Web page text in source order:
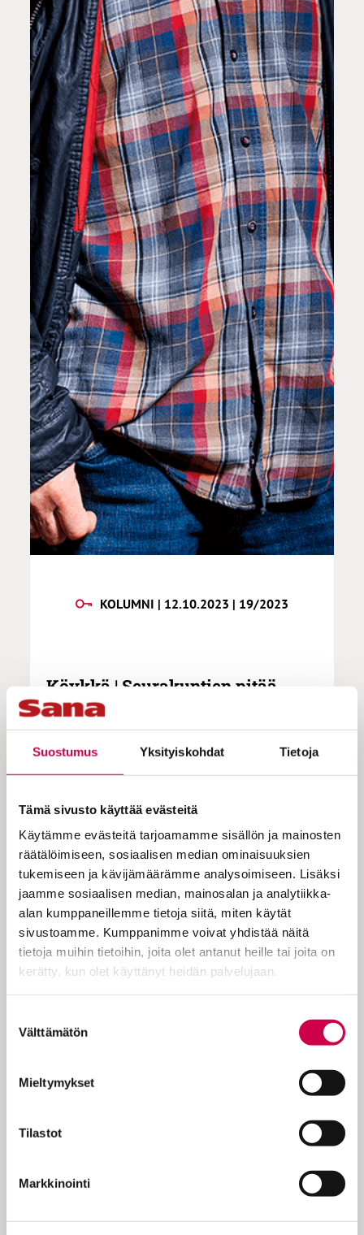
Suostumus Yksityiskohdat Tietoja
Tämä sivusto käyttää evästeitä
Käytämme evästeitä tarjoamamme sisällön ja mainosten
räätälöimiseen, sosiaalisen median ominaisuuksien
tukemiseen ja kävijämäärämme analysoimiseen. Lisäksi
jaamme sosiaalisen median, mainosalan ja analytiikka-
alan kumppaneillemme tietoja siitä, miten käytät
sivustoamme. Kumppanimme voivat yhdistää näitä
tietoja muihin tietoihin, joita olet antanut heille tai joita on
kerätty, kun olet käyttänyt heidän palvelujaan.
valinta
Välttämätön
Mieltymykset
Tilastot
Markkinointi
KOLUMNI | 12.10.2023 | 19/2023
Köykkä | Seurakuntien pitää
lopettaa puhumasta henkilöistä
ja asiakkaista
henkilöiden puolesta, jotka on otettu
pyhässä kasteessa seurakunnan
yhteyteen”. Herätyskello soitti sisälläni:
”Henkilöiden.” Saman tien ajatukseni
karkasivat rukoilemisesta muualle. Eikö
joku jossain voisi opettaa näille
julkipuhujille edes jonkinlaista kielitajua?
Olen yleensäkin allerginen henkilö-sanalle
ja suostun käyttämään sitä…
KOKEILE KUUKAUSI